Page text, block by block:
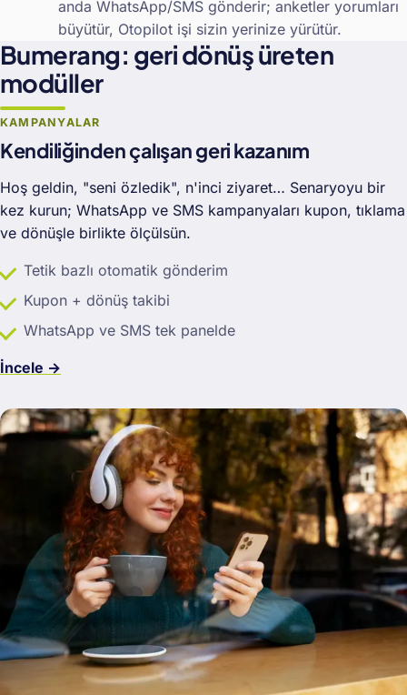
anda WhatsApp/SMS gönderir; anketler yorumları
büyütür, Otopilot işi sizin yerinize yürütür.
Bumerang: geri dönüş üreten
modüller
KAMPANYALAR
Kendiliğinden çalışan geri kazanım
Hoş geldin, "seni özledik", n'inci ziyaret… Senaryoyu bir
kez kurun; WhatsApp ve SMS kampanyaları kupon, tıklama
ve dönüşle birlikte ölçülsün.
Tetik bazlı otomatik gönderim
Kupon + dönüş takibi
WhatsApp ve SMS tek panelde
İncele →